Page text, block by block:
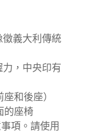
義大利傳統
，中央印有
和後座）
的座椅
項。請使用